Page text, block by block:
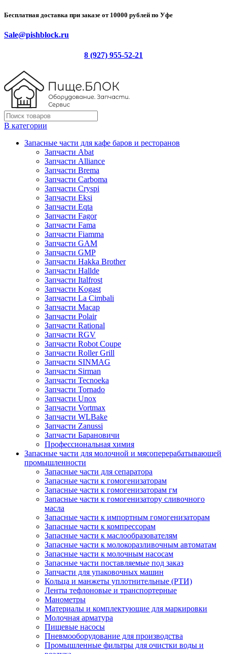
Бесплатная доставка при заказе от 10000 рублей по Уфе
Sale@pishblock.ru
8 (927) 955-52-21
В категории
Запасные части для кафе баров и ресторанов
Запчасти Abat
Запчасти Alliance
Запчасти Brema
Запчасти Carboma
Запчасти Cryspi
Запчасти Eksi
Запчасти Eqta
Запчасти Fagor
Запчасти Fama
Запчасти Fiamma
Запчасти GAM
Запчасти GMP
Запчасти Hakka Brother
Запчасти Hallde
Запчасти Italfrost
Запчасти Kogast
Запчасти La Cimbali
Запчасти Macap
Запчасти Polair
Запчасти Rational
Запчасти RGV
Запчасти Robot Coupe
Запчасти Roller Grill
Запчасти SINMAG
Запчасти Sirman
Запчасти Tecnoeka
Запчасти Tornado
Запчасти Unox
Запчасти Vortmax
Запчасти WLBake
Запчасти Zanussi
Запчасти Барановичи
Профессиональная химия
Запасные части для молочной и мясоперерабатывающей
промышленности
Запасные части для сепаратора
Запасные части к гомогенизаторам
Запасные части к гомогенизаторам гм
Запасные части к гомогенизатору сливочного
масла
Запасные части к импортным гомогенизаторам
Запасные части к компрессорам
Запасные части к маслообразователям
Запасные части к молокоразливочным автоматам
Запасные части к молочным насосам
Запасные части поставляемые под заказ
Запчасти для упаковочных машин
Кольца и манжеты уплотнительные (РТИ)
Ленты тефлоновые и транспортерные
Манометры
Материалы и комплектующие для маркировки
Молочная арматура
Пищевые насосы
Пневмооборудование для производства
Промышленные фильтры для очистки воды и